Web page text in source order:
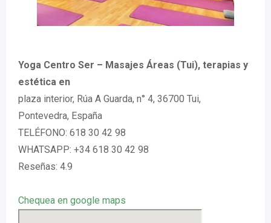
Yoga Centro Ser – Masajes Áreas (Tui), terapias y
estética en
plaza interior, Rúa A Guarda, n° 4, 36700 Tui,
Pontevedra, España
TELÉFONO: 618 30 42 98
WHATSAPP: +34 618 30 42 98
Reseñas: 4.9
Chequea en google maps